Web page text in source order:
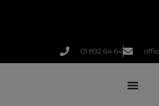
01 892 64 64